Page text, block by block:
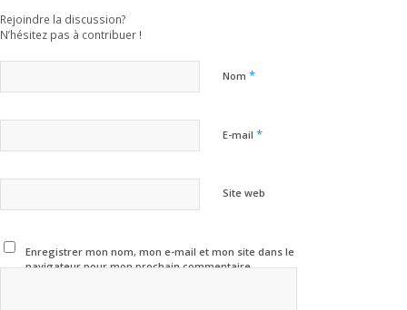
Rejoindre la discussion?
N’hésitez pas à contribuer !
Nom *
E-mail *
Site web
Enregistrer mon nom, mon e-mail et mon site dans le
navigateur pour mon prochain commentaire.